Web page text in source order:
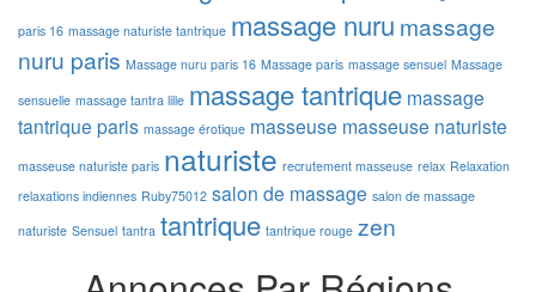
paris 16 massage naturiste tantrique massage nuru massage
nuru paris Massage nuru paris 16 Massage paris massage sensuel Massage
sensuelle massage tantra lille massage tantrique massage
tantrique paris massage érotique masseuse masseuse naturiste
masseuse naturiste paris naturiste recrutement masseuse relax Relaxation
relaxations indiennes Ruby75012 salon de massage salon de massage
naturiste Sensuel tantra tantrique tantrique rouge zen